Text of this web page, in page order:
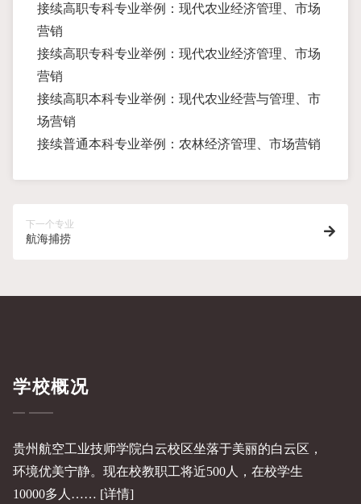
接续高职专科专业举例：现代农业经济管理、市场
营销
接续高职专科专业举例：现代农业经济管理、市场
营销
接续高职本科专业举例：现代农业经营与管理、市
场营销
接续普通本科专业举例：农林经济管理、市场营销
下一个专业
航海捕捞
学校概况
贵州航空工业技师学院白云校区坐落于美丽的白云区，
环境优美宁静。现在校教职工将近500人，在校学生
10000多人…… [详情]